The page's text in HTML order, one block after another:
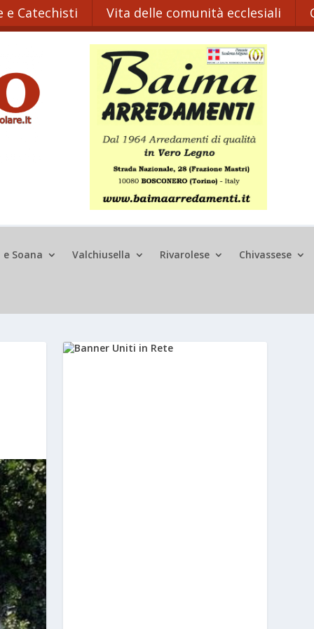
e Catechisti Vita delle comunità ecclesiali
e Soana Valchiusella Rivarolese Chivassese